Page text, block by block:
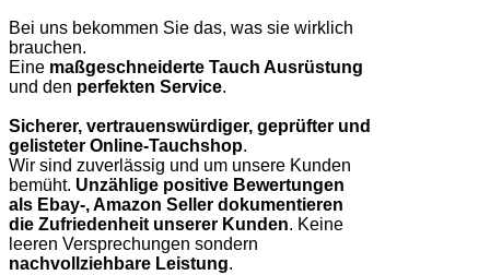
Bei uns bekommen Sie das, was sie wirklich
brauchen.
Eine maßgeschneiderte Tauch Ausrüstung
und den perfekten Service.
Sicherer, vertrauenswürdiger, geprüfter und
gelisteter Online-Tauchshop.
Wir sind zuverlässig und um unsere Kunden
bemüht. Unzählige positive Bewertungen
als Ebay-, Amazon Seller dokumentieren
die Zufriedenheit unserer Kunden. Keine
leeren Versprechungen sondern
nachvollziehbare Leistung.